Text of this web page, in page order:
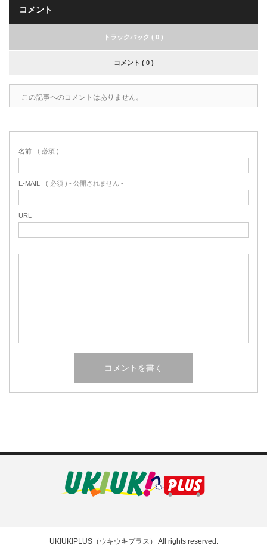
コメント
トラックバック ( 0 )
コメント ( 0 )
この記事へのコメントはありません。
名前 ( 必須 )
E-MAIL ( 必須 ) - 公開されません -
URL
UKIUKIPLUS（ウキウキプラス） All rights reserved.